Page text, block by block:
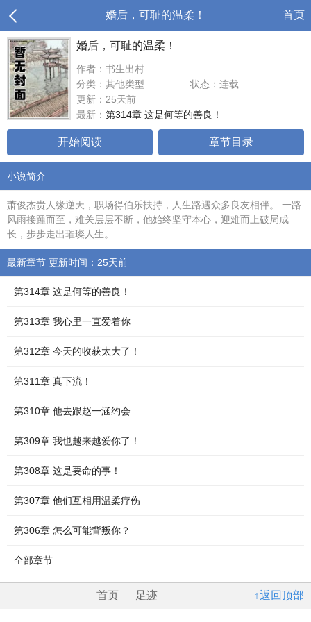
婚后，可耻的温柔！ 首页
婚后，可耻的温柔！
作者：书生出村
分类：其他类型
状态：连载
更新：25天前
最新： 第314章 这是何等的善良！
开始阅读 章节目录
小说简介
萧俊杰贵人缘逆天，职场得伯乐扶持，人生路遇众多良友相伴。 一路
风雨接踵而至，难关层层不断，他始终坚守本心，迎难而上破局成
长，步步走出璀璨人生。
最新章节 更新时间：25天前
第314章 这是何等的善良！
第313章 我心里一直爱着你
第312章 今天的收获太大了！
第311章 真下流！
第310章 他去跟赵一涵约会
第309章 我也越来越爱你了！
第308章 这是要命的事！
第307章 他们互相用温柔疗伤
第306章 怎么可能背叛你？
全部章节
↑返回顶部
首页 足迹